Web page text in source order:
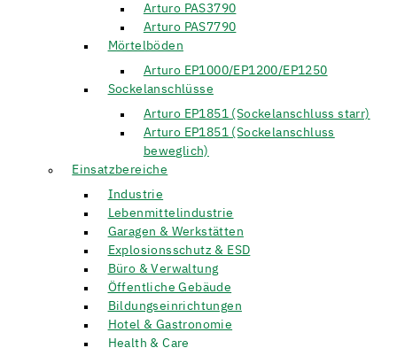
Arturo PAS3790
Arturo PAS7790
Mörtelböden
Arturo EP1000/EP1200/EP1250
Sockelanschlüsse
Arturo EP1851 (Sockelanschluss starr)
Arturo EP1851 (Sockelanschluss
beweglich)
Einsatzbereiche
Industrie
Lebenmittelindustrie
Garagen & Werkstätten
Explosionsschutz & ESD
Büro & Verwaltung
Öffentliche Gebäude
Bildungseinrichtungen
Hotel & Gastronomie
Health & Care